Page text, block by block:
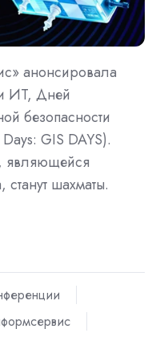
анонсировала
ИТ, Дней
безопасности
GIS DAYS).
являющейся
шахматы.